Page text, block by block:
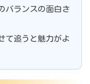
バランスの面白さ
て追うと魅力がよ